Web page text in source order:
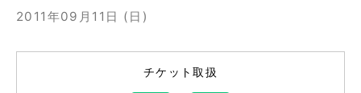
2011年09月11日 (日)
チケット取扱